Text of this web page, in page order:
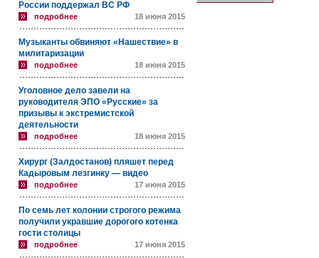
России поддержал ВС РФ
подробнее 18 июня 2015
Музыканты обвиняют «Нашествие» в
милитаризации
подробнее 18 июня 2015
Уголовное дело завели на
руководителя ЭПО «Русские» за
призывы к экстремистской
деятельности
подробнее 18 июня 2015
Хирург (Залдостанов) пляшет перед
Кадыровым лезгинку — видео
подробнее 17 июня 2015
По семь лет колонии строгого режима
получили укравшие дорогого котенка
гости столицы
подробнее 17 июня 2015